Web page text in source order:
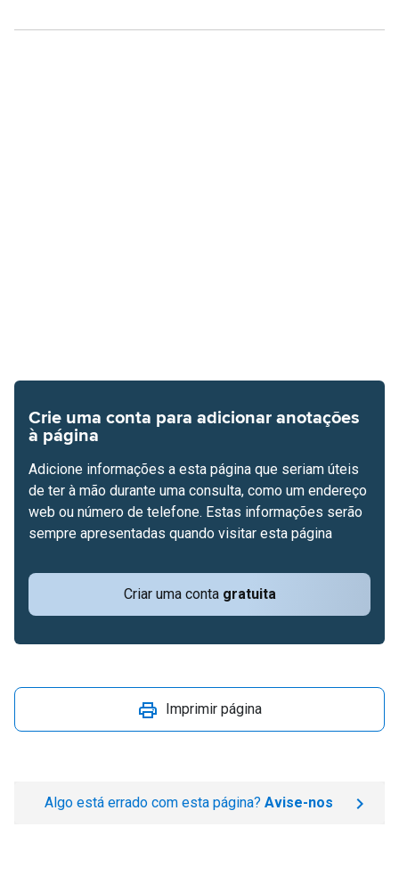
Crie uma conta para adicionar anotações
à página
Criar uma conta gratuita
Adicione informações a esta página que seriam úteis
de ter à mão durante uma consulta, como um endereço
web ou número de telefone. Estas informações serão
sempre apresentadas quando visitar esta página
Imprimir página
Algo está errado com esta página? Avise-nos